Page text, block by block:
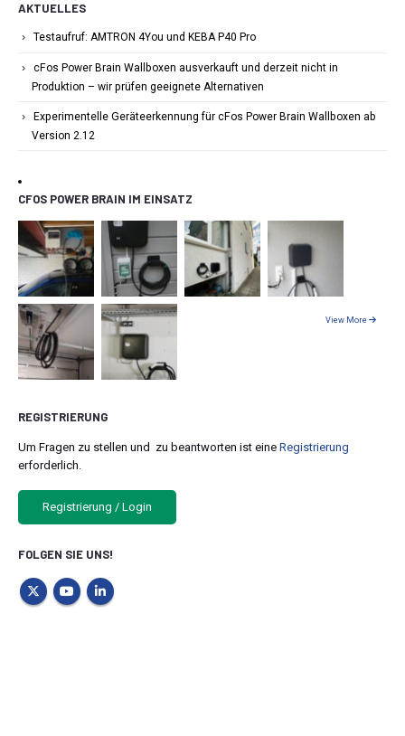
AKTUELLES
Testaufruf: AMTRON 4You und KEBA P40 Pro
cFos Power Brain Wallboxen ausverkauft und derzeit nicht in
Produktion – wir prüfen geeignete Alternativen
Experimentelle Geräteerkennung für cFos Power Brain Wallboxen ab
Version 2.12
CFOS POWER BRAIN IM EINSATZ
View More
REGISTRIERUNG
Um Fragen zu stellen und zu beantworten ist eine Registrierung
erforderlich.
Registrierung / Login
FOLGEN SIE UNS!